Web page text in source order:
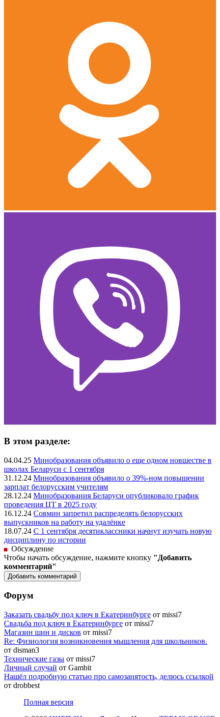
В этом разделе:
04.04.25 Минобразования объявило о еще одном новшестве в
школах Беларуси с 1 сентября
31.12.24 Минобразования объявило о 39%-ном повышении
зарплат белорусским учителям
28.12.24 Минобразования Беларуси опубликовало график
проведения ЦТ в 2025 году
16.12.24 Совмин запретил распределять белорусских
выпускников на работу на удалёнке
18.07.24 С 1 сентября десятиклассники начнут изучать новую
дисциплину по истории
Обсуждение
Чтобы начать обсуждение, нажмите кнопку "Добавить
комментарий"
Форум
Заказать свадьбу под ключ в Екатеринбурге от missi7
Cвадьба под ключ в Екатеринбурге от missi7
Магазин шин и дисков от missi7
Re: Физиология возникновения мышления для школьников.
от disman3
Технические газы от missi7
Личный случай от Gambit
Нашёл подробную статью про самозанятость, делюсь ссылкой
от drobbest
Полная версия